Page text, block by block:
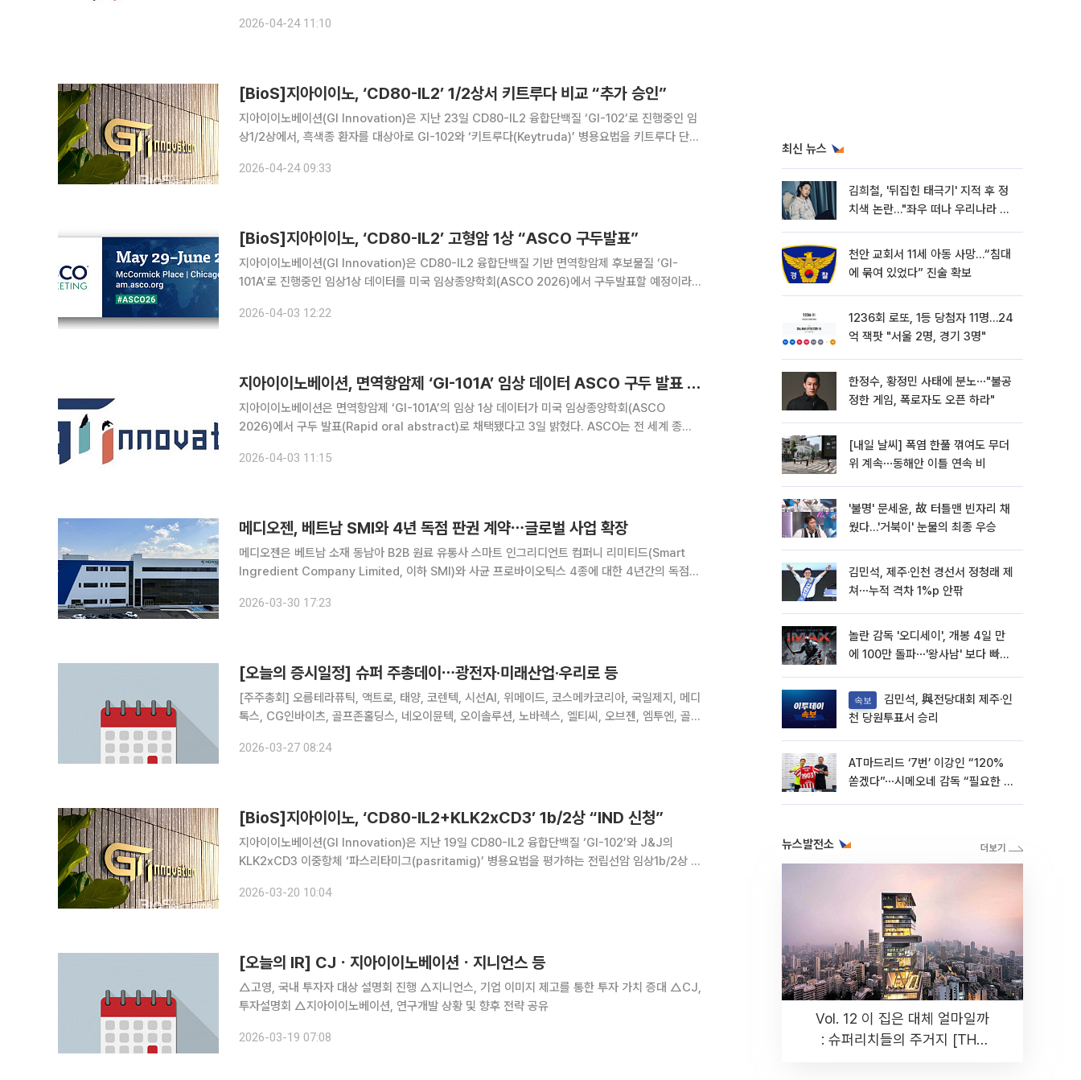
승인을 획득하면서 GI-102의 글로벌 임상 2상 개발이 가속화할
2026-04-24 11:10
[BioS]지아이이노, ‘CD80-IL2’ 1/2상서 키트루다 비교 “추가 승인”
지아이이노베이션(GI Innovation)은 지난 23일 CD80-IL2 융합단백질 ‘GI-102’로 진행중인 임
상1/2상에서, 흑색종 환자를 대상아로 GI-102와 ‘키트루다(Keytruda)’ 병용요법을 키트루다 단독
미국 식품의약국(FDA)으로부터도 이번 평가
2026-04-24 09:33
[BioS]지아이이노, ‘CD80-IL2’ 고형암 1상 “ASCO 구두발표”
지아이이노베이션(GI Innovation)은 CD80-IL2 융합단백질 기반 면역항암제 후보물질 ‘GI-
101A’로 진행중인 임상1상 데이터를 미국 임상종양학회(ASCO 2026)에서 구두발표할 예정이라
이이노베이션은 현재 GI-101A로 고형암 임상1/2
2026-04-03 12:22
지아이이노베이션, 면역항암제 ‘GI-101A’ 임상 데이터 ASCO 구두 발표 채택
지아이이노베이션은 면역항암제 ‘GI-101A’의 임상 1상 데이터가 미국 임상종양학회(ASCO
2026)에서 구두 발표(Rapid oral abstract)로 채택됐다고 3일 밝혔다. ASCO는 전 세계 종양
반으로 신약의 임상적 가치를 평가한다. 올해는 5월
2026-04-03 11:15
메디오젠, 베트남 SMI와 4년 독점 판권 계약⋯글로벌 사업 확장
메디오젠은 베트남 소재 동남아 B2B 원료 유통사 스마트 인그리디언트 컴퍼니 리미티드(Smart
Ingredient Company Limited, 이하 SMI)와 사균 프로바이오틱스 4종에 대한 4년간의 독점
며, 계약 대상은 △비피도박테리움 애니말리스 락
2026-03-30 17:23
[오늘의 증시일정] 슈퍼 주총데이⋯광전자·미래산업·우리로 등
[주주총회] 오름테라퓨틱, 액트로, 태양, 코렌텍, 시선AI, 위메이드, 코스메카코리아, 국일제지, 메디
톡스, CG인바이츠, 골프존홀딩스, 네오이뮨텍, 오이솔루션, 노바렉스, 엘티씨, 오브젠, 엠투엔, 골프
에이텀, 제이티, 유니온바이오메트릭스, 인터플
2026-03-27 08:24
[BioS]지아이이노, ‘CD80-IL2+KLK2xCD3’ 1b/2상 “IND 신청”
지아이이노베이션(GI Innovation)은 지난 19일 CD80-IL2 융합단백질 ‘GI-102’와 J&J의
KLK2xCD3 이중항체 ‘파스리타미그(pasritamig)’ 병용요법을 평가하는 전립선암 임상1b/2상 임
에 따르면 회사는 이번 1b/2상에서 신규
2026-03-20 10:04
[오늘의 IR] CJㆍ지아이이노베이션ㆍ지니언스 등
△고영, 국내 투자자 대상 설명회 진행 △지니언스, 기업 이미지 제고를 통한 투자 가치 증대 △CJ,
투자설명회 △지아이이노베이션, 연구개발 상황 및 향후 전략 공유
2026-03-19 07:08
최신 뉴스
김희철, '뒤집힌 태극기' 지적 후 정
치색 논란…"좌우 떠나 우리나라 국
천안 교회서 11세 아동 사망…“침대
에 묶여 있었다” 진술 확보
1236회 로또, 1등 당첨자 11명…24
억 잭팟 "서울 2명, 경기 3명"
한정수, 황정민 사태에 분노⋯"불공
정한 게임, 폭로자도 오픈 하라"
[내일 날씨] 폭염 한풀 꺾여도 무더
위 계속⋯동해안 이틀 연속 비
'불명' 문세윤, 故 터틀맨 빈자리 채
웠다…'거북이' 눈물의 최종 우승
김민석, 제주·인천 경선서 정청래 제
쳐⋯누적 격차 1%p 안팎
놀란 감독 '오디세이', 개봉 4일 만
에 100만 돌파⋯'왕사남' 보다 빠르
속보
천 당원투표서 승리
AT마드리드 ‘7번’ 이강인 “120%
쏟겠다”⋯시메오네 감독 “필요한 선
뉴스발전소
Vol. 12 이 집은 대체 얼마일까
: 슈퍼리치들의 주거지 [THE